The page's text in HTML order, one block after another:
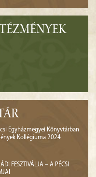
Egyházmegyei Könyvtárban
Kollégiuma 2024
FESZTIVÁLJA – A PÉCSI